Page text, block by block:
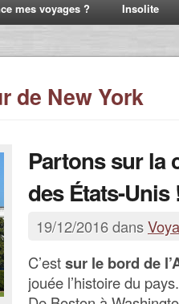
mes voyages ? Insolite
de New York
Partons sur la
des États-Unis
19/12/2016 dans
C’estsur le bord de
jouée l’histoire du pays.